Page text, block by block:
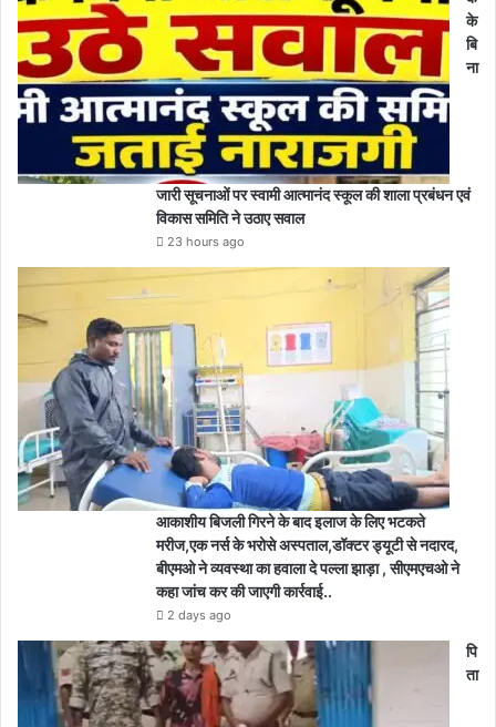
के
बि
ना
जारी सूचनाओं पर स्वामी आत्मानंद स्कूल की शाला प्रबंधन एवं
विकास समिति ने उठाए सवाल
23 hours ago
आकाशीय बिजली गिरने के बाद इलाज के लिए भटकते
मरीज,एक नर्स के भरोसे अस्पताल,डॉक्टर ड्यूटी से नदारद,
बीएमओ ने व्यवस्था का हवाला दे पल्ला झाड़ा , सीएमएचओ ने
कहा जांच कर की जाएगी कार्रवाई..
2 days ago
पि
ता